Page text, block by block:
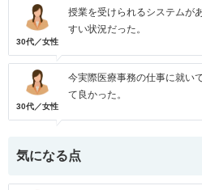
30代／女性
授業を受けられるシステムが
すい状況だった。
30代／女性
今実際医療事務の仕事に就い
て良かった。
気になる点